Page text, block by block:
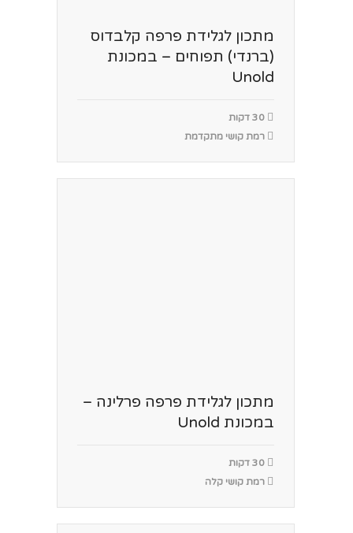
מתכון לגלידת פרפה קלבדוס
(ברנדי) תפוחים – במכונת
Unold
30 דקות
רמת קושי מתקדמת
מתכון לגלידת פרפה פרלינה –
במכונת Unold
30 דקות
רמת קושי קלה